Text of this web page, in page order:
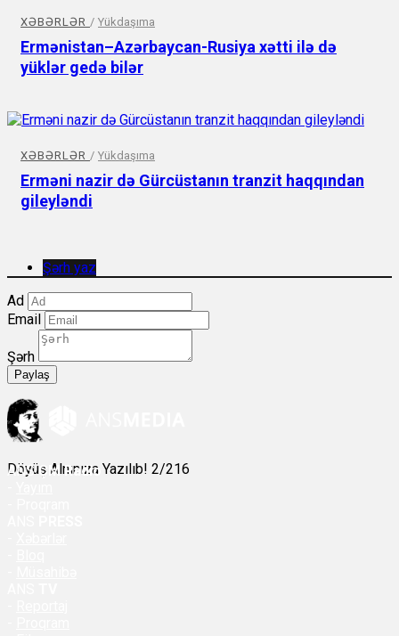
XƏBƏRLƏR / Yükdaşıma
Ermənistan–Azərbaycan-Rusiya xətti ilə də
yüklər gedə bilər
XƏBƏRLƏR / Yükdaşıma
Erməni nazir də Gürcüstanın tranzit haqqından
gileyləndi
Şərh yaz
Ad
Email
Şərh
Paylaş
Döyüş Alnınıza Yazılıb! 2/216
ANSÇM Radio